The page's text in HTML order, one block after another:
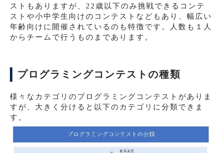
ストもありますが、22歳以下のみ挑戦できるコンテ
ストや小中学生向けのコンテストなどもあり、幅広い
年齢向けに開催されているのも特徴です。人数も１人
からチームで行うものまであります。
プログラミングコンテストの種類
様々なカテゴリのプログラミングコンテストがありま
すが、大きく分けると以下のカテゴリに分類できま
す。